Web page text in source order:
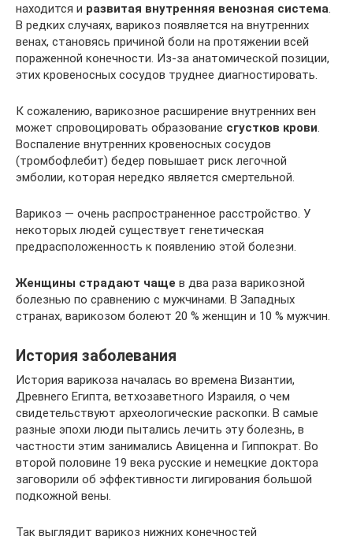
находится и развитая внутренняя венозная система
В редких случаях, варикоз появляется на внутренних
венах, становясь причиной боли на протяжении всей
пораженной конечности. Из-за анатомической позиции,
этих кровеносных сосудов труднее диагностировать.
К сожалению, варикозное расширение внутренних вен
может спровоцировать образование сгустков крови
Воспаление внутренних кровеносных сосудов
(тромбофлебит) бедер повышает риск легочной
эмболии, которая нередко является смертельной.
Варикоз — очень распространенное расстройство. У
некоторых людей существует генетическая
предрасположенность к появлению этой болезни.
Женщины страдают чаще в два раза варикозной
болезнью по сравнению с мужчинами. В Западных
странах, варикозом болеют 20 % женщин и 10 % мужчин.
История заболевания
История варикоза началась во времена Византии,
Древнего Египта, ветхозаветного Израиля, о чем
свидетельствуют археологические раскопки. В самые
разные эпохи люди пытались лечить эту болезнь, в
частности этим занимались Авиценна и Гиппократ. Во
второй половине 19 века русские и немецкие доктора
заговорили об эффективности лигирования большой
подкожной вены.
Так выглядит варикоз нижних конечностей